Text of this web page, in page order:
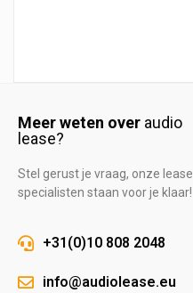
Meer weten over audio
lease?
Stel gerust je vraag, onze lease
specialisten staan voor je klaar!
+31(0)10 808 2048
info@audiolease.eu